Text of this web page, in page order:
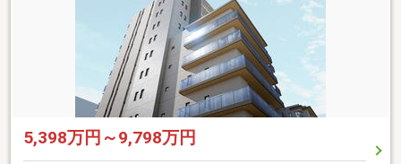
5,398万円～9,798万円